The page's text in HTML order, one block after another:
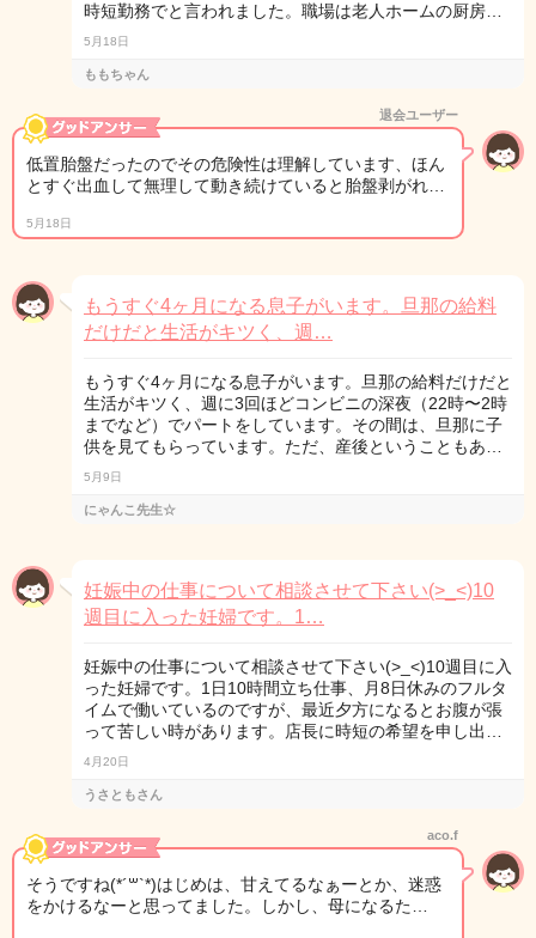
時短勤務でと言われました。職場は老人ホームの厨房…
5月18日
ももちゃん
退会ユーザー
低置胎盤だったのでその危険性は理解しています、ほん
とすぐ出血して無理して動き続けていると胎盤剥がれ…
5月18日
もうすぐ4ヶ月になる息子がいます。旦那の給料
だけだと生活がキツく、週…
もうすぐ4ヶ月になる息子がいます。旦那の給料だけだと
生活がキツく、週に3回ほどコンビニの深夜（22時〜2時
までなど）でパートをしています。その間は、旦那に子
供を見てもらっています。ただ、産後ということもあ…
5月9日
にゃんこ先生☆
妊娠中の仕事について相談させて下さい(>_<)10
週目に入った妊婦です。1…
妊娠中の仕事について相談させて下さい(>_<)10週目に入
った妊婦です。1日10時間立ち仕事、月8日休みのフルタ
イムで働いているのですが、最近夕方になるとお腹が張
って苦しい時があります。店長に時短の希望を申し出…
4月20日
うさともさん
aco.f
そうですね(*´꒳`*)はじめは、甘えてるなぁーとか、迷惑
をかけるなーと思ってました。しかし、母になるた…